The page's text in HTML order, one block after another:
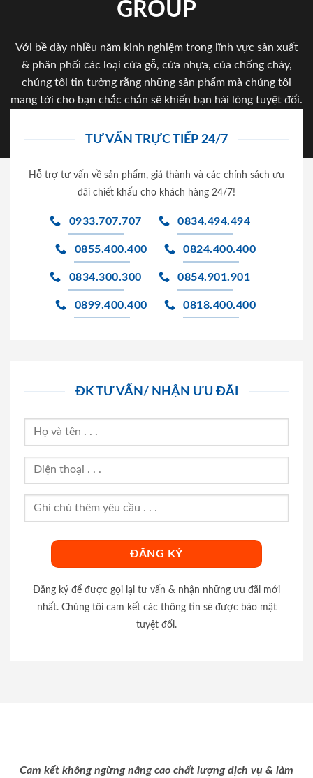
GROUP
Với bề dày nhiều năm kinh nghiệm trong lĩnh vực sản xuất
& phân phối các loại cửa gỗ, cửa nhựa, của chống cháy,
chúng tôi tin tưởng rằng những sản phẩm mà chúng tôi
mang tới cho bạn chắc chắn sẽ khiến bạn hài lòng tuyệt đối.
TƯ VẤN TRỰC TIẾP 24/7
Hỗ trợ tư vấn về sản phẩm, giá thành và các chính sách ưu
đãi chiết khấu cho khách hàng 24/7!
0933.707.707 0834.494.494
0855.400.400 0824.400.400
0834.300.300 0854.901.901
0899.400.400 0818.400.400
ĐK TƯ VẤN/ NHẬN ƯU ĐÃI
Đăng ký để được gọi lại tư vấn & nhận những ưu đãi mới
nhất. Chúng tôi cam kết các thông tin sẽ được bảo mật
tuyệt đối.
Cam kết không ngừng nâng cao chất lượng dịch vụ & làm